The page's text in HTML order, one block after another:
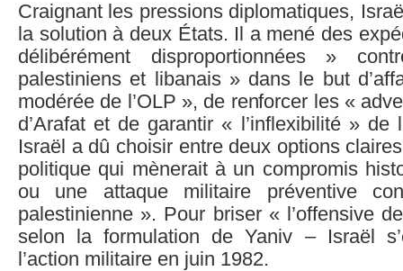
Craignant les pressions diplomatiques,
la solution à deux États. Il a mené des
délibérément disproportionnées »
palestiniens et libanais » dans le but
modérée de l’OLP », de renforcer les «
d’Arafat et de garantir « l’inflexibilité » de
Israël a dû choisir entre deux options
politique qui mènerait à un compromis
ou une attaque militaire préventive
palestinienne ». Pour briser « l’offensive
selon la formulation de Yaniv – Israël
l’action militaire en juin 1982.